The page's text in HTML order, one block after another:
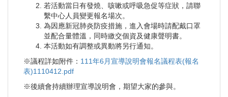
若活動當日有發燒、咳嗽或呼吸急促等症狀，請聯
繫中心人員變更報名場次。
為因應新冠肺炎防疫措施，進入會場時請配戴口罩
並配合量體溫，同時繳交個資及健康聲明書。
本活動如有調整或異動將另行通知。
※議程詳如附件： 111年6月宣導說明會報名議程表(報名
表)1110412.pdf
※後續會持續辦理宣導說明會，期望大家的參與。